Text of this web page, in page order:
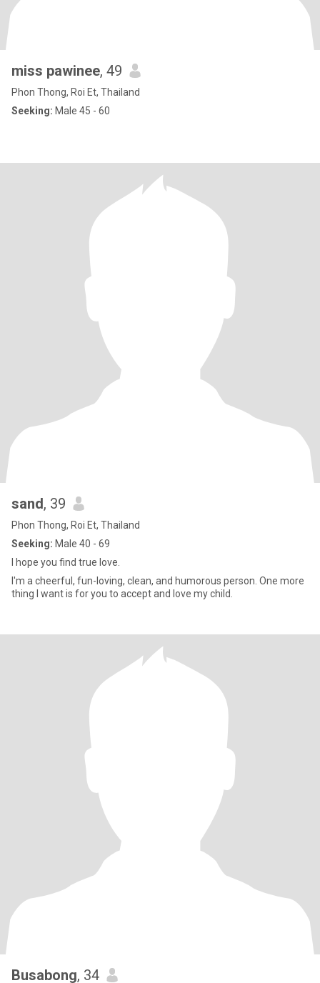
miss pawinee, 49
Phon Thong, Roi Et, Thailand
Seeking: Male 45 - 60
sand, 39
Phon Thong, Roi Et, Thailand
Seeking: Male 40 - 69
I hope you find true love.
I'm a cheerful, fun-loving, clean, and humorous person. One more
thing I want is for you to accept and love my child.
Busabong, 34